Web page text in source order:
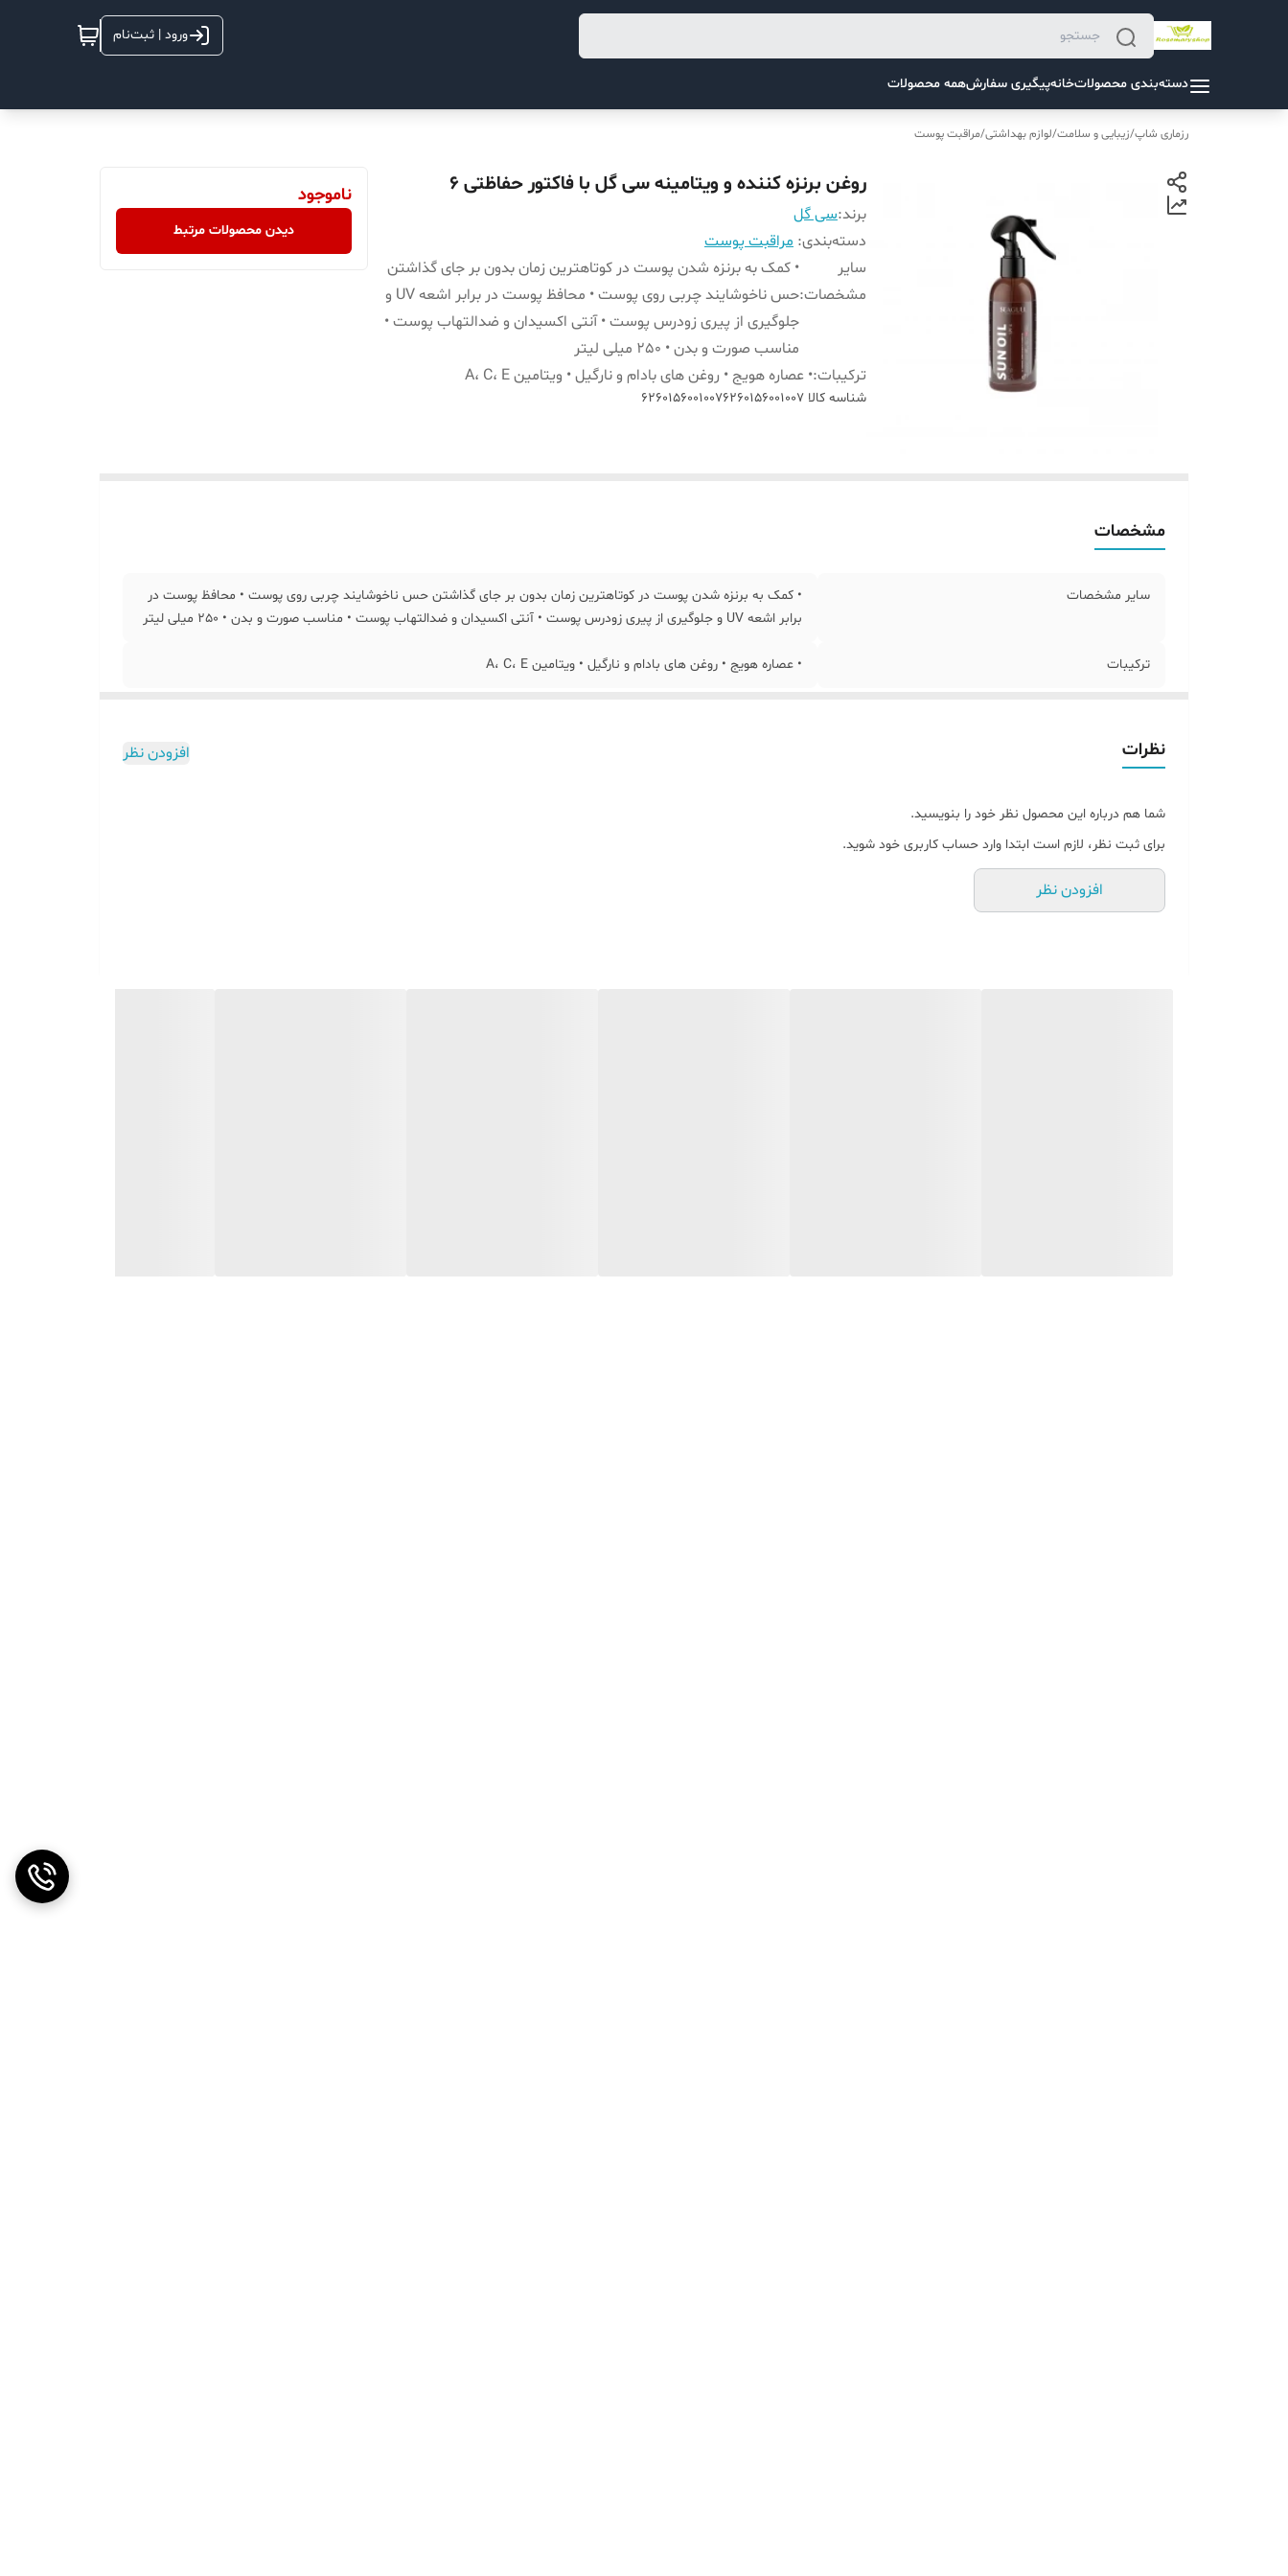
ورود | ثبت‌نام
دسته‌بندی محصولاتخانهپیگیری سفارشهمه محصولات
رزماری شاپ/زیبایی و سلامت/لوازم بهداشتی/مراقبت پوست
روغن برنزه کننده و ویتامینه سی گل با فاکتور حفاظتی 6
برند:سی گل
دسته‌بندی: مراقبت پوست
سایر
مشخصات:
• کمک به برنزه شدن پوست در کوتاهترین زمان بدون بر جای گذاشتن
حس ناخوشایند چربی روی پوست • محافظ پوست در برابر اشعه UV و
جلوگیری از پیری زودرس پوست • آنتی اکسیدان و ضدالتهاب پوست •
مناسب صورت و بدن • 250 میلی لیتر
ترکیبات:• عصاره هویج • روغن های بادام و نارگیل • ویتامین A، C، E
شناسه کالا 62601560010076260156001007
ناموجود
دیدن محصولات مرتبط
مشخصات
سایر مشخصات
• کمک به برنزه شدن پوست در کوتاهترین زمان بدون بر جای گذاشتن حس ناخوشایند چربی روی پوست • محافظ پوست در
برابر اشعه UV و جلوگیری از پیری زودرس پوست • آنتی اکسیدان و ضدالتهاب پوست • مناسب صورت و بدن • 250 میلی لیتر
ترکیبات • عصاره هویج • روغن های بادام و نارگیل • ویتامین A، C، E
نظرات افزودن نظر
شما هم درباره این محصول نظر خود را بنویسید.
برای ثبت نظر، لازم است ابتدا وارد حساب کاربری خود شوید.
افزودن نظر